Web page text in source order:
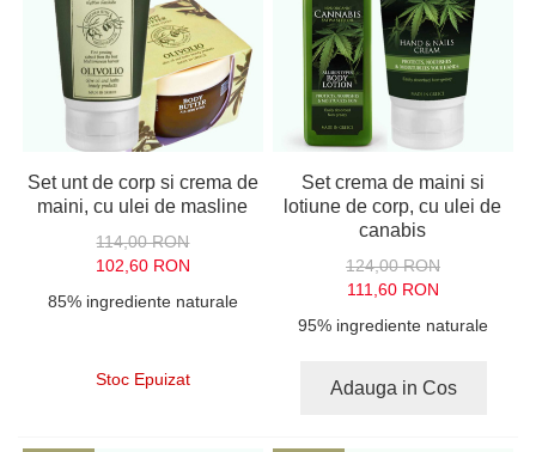
Set unt de corp si crema de
maini, cu ulei de masline
114,00 RON
102,60 RON
85% ingrediente naturale
Stoc Epuizat
Set crema de maini si
lotiune de corp, cu ulei de
canabis
124,00 RON
111,60 RON
95% ingrediente naturale
Adauga in Cos